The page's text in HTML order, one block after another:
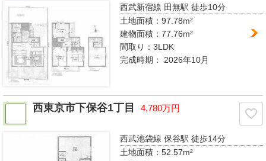
西武新宿線 田無駅徒歩10分
土地面積：97.78m²
建物面積：77.76m²
間取り：3LDK
完成時期： 2026年10月
西東京市下保谷1丁目 4,780万円
西武池袋線 保谷駅徒歩14分
土地面積：52.57m²